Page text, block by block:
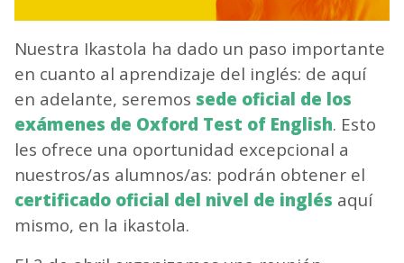
Nuestra Ikastola ha dado un paso importante
en cuanto al aprendizaje del inglés: de aquí
en adelante, seremos sede oficial de los
exámenes de Oxford Test of English. Esto
les ofrece una oportunidad excepcional a
nuestros/as alumnos/as: podrán obtener el
certificado oficial del nivel de inglés aquí
mismo, en la ikastola.